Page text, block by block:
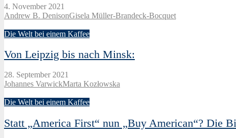
4. November 2021
Andrew B. DenisonGisela Müller-Brandeck-Bocquet
Die Welt bei einem Kaffee
Von Leipzig bis nach Minsk:
28. September 2021
Johannes VarwickMarta Kozłowska
Die Welt bei einem Kaffee
Statt „America First“ nun „Buy American“? Die